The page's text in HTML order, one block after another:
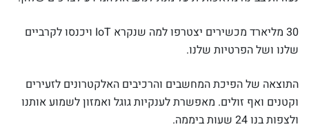
30 מליארד מכשירים יצטרפו למה שנקרא IoT ויכנסו לקרביים
שלנו ושל הפרטיות שלנו.
התוצאה של הפיכת המחשבים והרכיבים האלקטרונים לזעירים
וקטנים ואף זולים. מאפשרת לענקיות גוגל ואמזון לשמוע אותנו
ולצפות בנו 24 שעות ביממה.